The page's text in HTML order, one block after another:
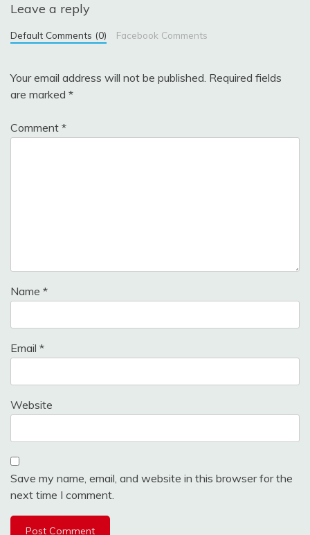
Leave a reply
Default Comments (0) Facebook Comments
Your email address will not be published. Required fields
are marked *
Comment *
Name *
Email *
Website
Save my name, email, and website in this browser for the
next time I comment.